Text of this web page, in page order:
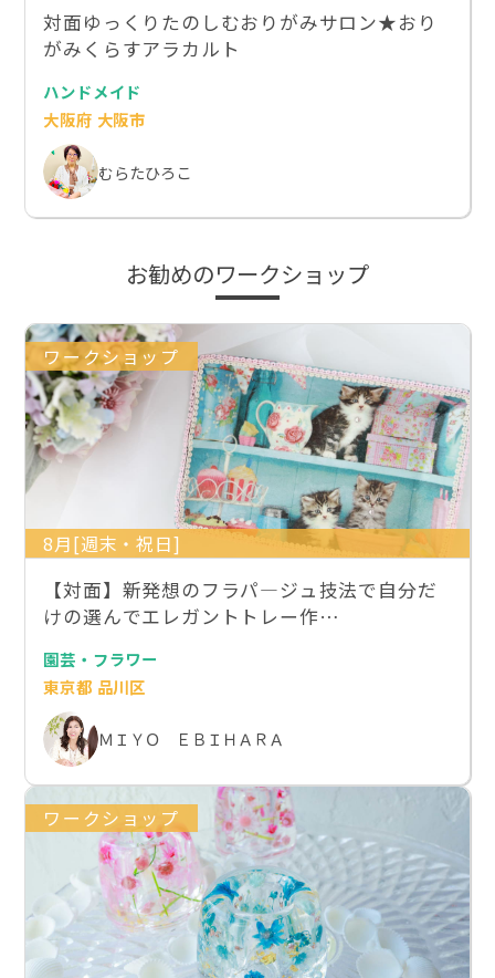
対面ゆっくりたのしむおりがみサロン★おり
がみくらすアラカルト
ハンドメイド
大阪府 大阪市
むらたひろこ
お勧めのワークショップ
ワークショップ
8月[週末・祝日]
【対面】新発想のフラパ―ジュ技法で自分だ
けの選んでエレガントトレー作…
園芸・フラワー
東京都 品川区
ＭＩＹＯ ＥＢＩＨＡＲＡ
ワークショップ